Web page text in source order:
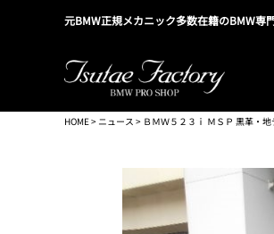
元BMW正規メカニック多数在籍のBMW専
HOME> ニュース > ＢＭＷ５２３ｉ ＭＳＰ 黒革・